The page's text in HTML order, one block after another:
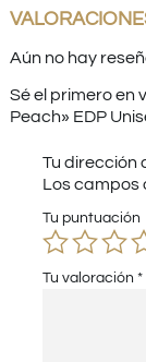
Aún no hay
Sé el primero en
Peach» EDP
Tu dirección
Los campos
Tu puntuación
Tu valoración *